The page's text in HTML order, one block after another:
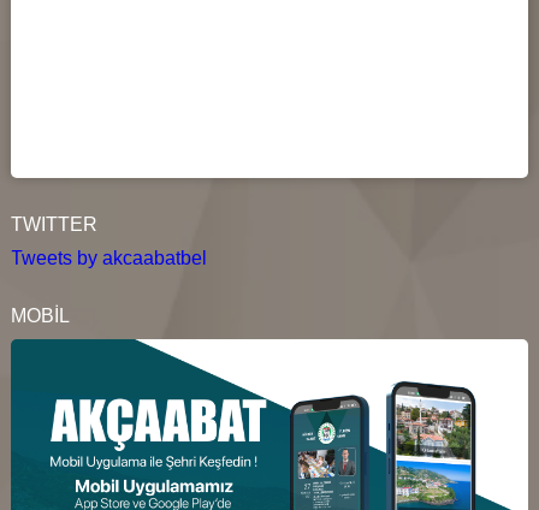
TWITTER
Tweets by akcaabatbel
MOBİL